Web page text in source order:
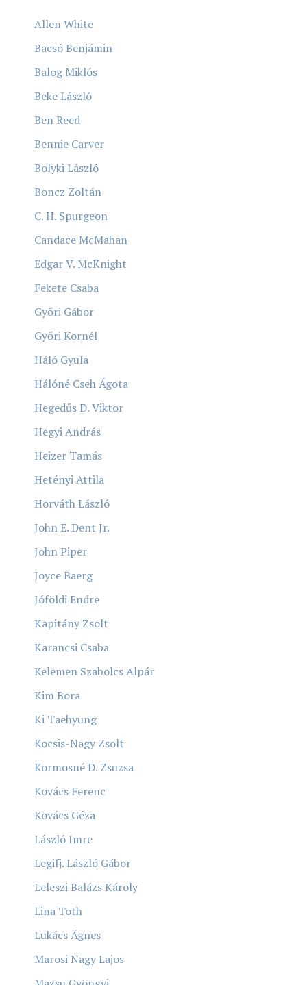
Allen White
Bacsó Benjámin
Balog Miklós
Beke László
Ben Reed
Bennie Carver
Bolyki László
Boncz Zoltán
C. H. Spurgeon
Candace McMahan
Edgar V. McKnight
Fekete Csaba
Győri Gábor
Győri Kornél
Háló Gyula
Hálóné Cseh Ágota
Hegedűs D. Viktor
Hegyi András
Heizer Tamás
Hetényi Attila
Horváth László
John E. Dent Jr.
John Piper
Joyce Baerg
Jóföldi Endre
Kapitány Zsolt
Karancsi Csaba
Kelemen Szabolcs Alpár
Kim Bora
Ki Taehyung
Kocsis-Nagy Zsolt
Kormosné D. Zsuzsa
Kovács Ferenc
Kovács Géza
László Imre
Legifj. László Gábor
Leleszi Balázs Károly
Lina Toth
Lukács Ágnes
Marosi Nagy Lajos